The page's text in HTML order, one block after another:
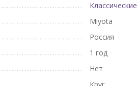
Классические
Miyota
Россия
1 год
Нет